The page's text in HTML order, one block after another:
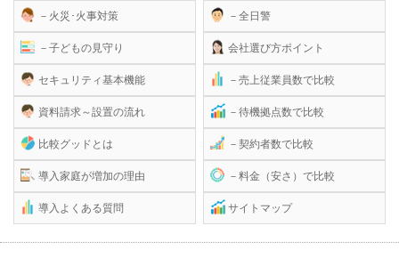
－火災･火事対策
－子どもの見守り
セキュリティ基本機能
資料請求～設置の流れ
比較グッドとは
導入家庭が増加の理由
導入よくある質問
－全日警
会社選び方ポイント
－売上従業員数で比較
－待機拠点数で比較
－契約者数で比較
－料金（安さ）で比較
サイトマップ